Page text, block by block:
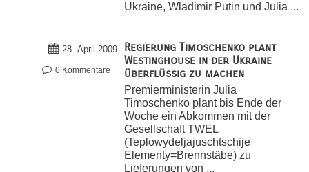
Ukraine, Wladimir Putin und Julia ...
28. April 2009
0 Kommentare
Regierung Timoschenko plant
Westinghouse in der Ukraine
überflüssig zu machen
Premierministerin Julia
Timoschenko plant bis Ende der
Woche ein Abkommen mit der
Gesellschaft TWEL
(Teplowydeljajuschtschije
Elementy=Brennstäbe) zu
Lieferungen von ...